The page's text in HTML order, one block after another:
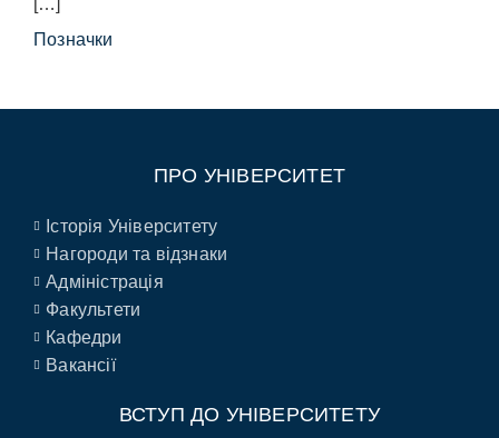
[…]
Позначки
ПРО УНІВЕРСИТЕТ
Історія Університету
Нагороди та відзнаки
Адміністрація
Факультети
Кафедри
Вакансії
ВСТУП ДО УНІВЕРСИТЕТУ